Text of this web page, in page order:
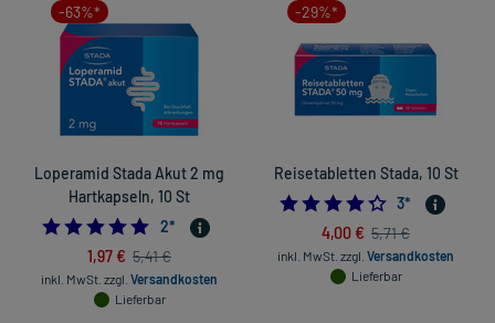
-63%*
Loperamid Stada Akut 2 mg
Hartkapseln, 10 St
5.0
2*
1,97 € 5,41 €
inkl. MwSt. zzgl. Versandkosten
Lieferbar
-29%*
Reisetabletten Stada, 10 St
3*
4,00 € 5,71 €
inkl. MwSt. zzgl. Versandkosten
Lieferbar